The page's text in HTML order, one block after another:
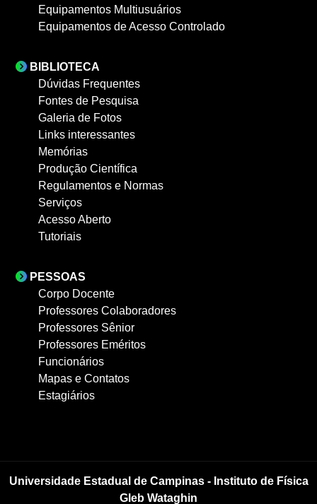
Equipamentos Multiusuários
Equipamentos de Acesso Controlado
BIBLIOTECA
Dúvidas Frequentes
Fontes de Pesquisa
Galeria de Fotos
Links interessantes
Memórias
Produção Científica
Regulamentos e Normas
Serviços
Acesso Aberto
Tutoriais
PESSOAS
Corpo Docente
Professores Colaboradores
Professores Sênior
Professores Eméritos
Funcionários
Mapas e Contatos
Estagiários
Universidade Estadual de Campinas - Instituto de Física
Gleb Wataghin